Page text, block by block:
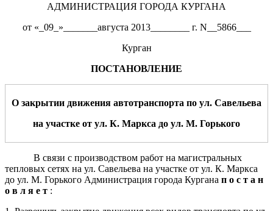
АДМИНИСТРАЦИЯ ГОРОДА КУРГАНА
от «_09_»_______августа 2013________ г. N__5866___
Курган
ПОСТАНОВЛЕНИЕ
О закрытии движения автотранспорта по ул. Савельева
на участке от ул. К. Маркса до ул. М. Горького
В связи с производством работ на магистральных
тепловых сетях на ул. Савельева на участке от ул. К. Маркса
до ул. М. Горького Администрация города Кургана п о с т а н
о в л я е т :